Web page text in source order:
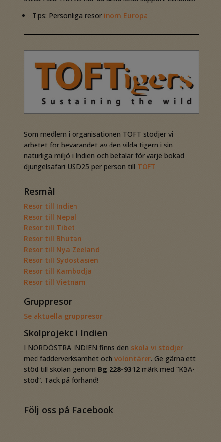
Tips: Personliga resor inom Europa
Som medlem i organisationen TOFT stödjer vi
arbetet för bevarandet av den vilda tigern i sin
naturliga miljö i Indien och betalar för varje bokad
djungelsafari USD25 per person till TOFT
Resmål
Resor till Indien
Resor till Nepal
Resor till Tibet
Resor till Bhutan
Resor till Nya Zeeland
Resor till Sydostasien
Resor till Kambodja
Resor till Vietnam
Gruppresor
Se aktuella gruppresor
Skolprojekt i Indien
I NORDÖSTRA INDIEN finns den skola vi stödjer
med fadderverksamhet ochvolontärer. Ge gärna ett
stöd till skolan genom Bg 228-9312märk med ”KBA-
stöd”. Tack på förhand!
Följ oss på Facebook